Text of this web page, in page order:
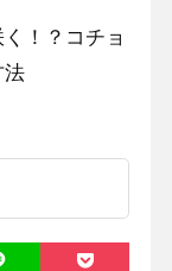
！？コチョ
法